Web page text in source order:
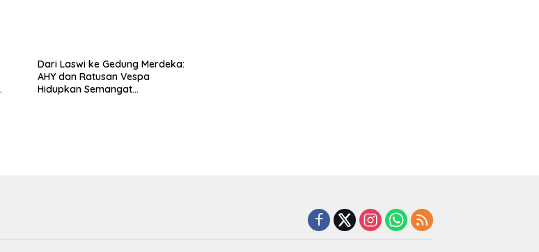
Dari Laswi ke Gedung Merdeka:
AHY dan Ratusan Vespa
Hidupkan Semangat